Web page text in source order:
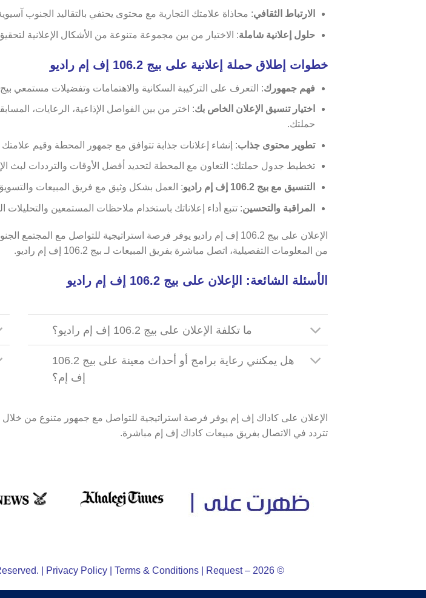
الارتباط الثقافي: محاذاة علامتك التجارية مع محتوى يحتفي بالتقاليد الجنوب
حلول إعلانية شاملة: الاختيار من بين مجموعة متنوعة من الأشكال الإعلانية
خطوات إطلاق حملة إعلانية على بيج 106.2 إف إم راديو
فهم جمهورك: التعرف على التركيبة السكانية والاهتمامات وتفضيلات مستمعي بيج 106.2 إف إم لتكوين رسائل مستهدفة.
اختيار تنسيق الإعلان الخاص بك: اختر من بين الفواصل الإذاعية، الرعايات،
حملتك.
تطوير محتوى جذاب: إنشاء إعلانات جذابة تتوافق مع جمهور المحطة وقيم علامتك
تخطيط جدول حملتك: التعاون مع المحطة لتحديد أفضل الأوقات والترددات لبث
التنسيق مع بيج 106.2 إف إم راديو : العمل بشكل وثيق مع فريق المبيعات
المراقبة والتحسين: تتبع أداء إعلاناتك باستخدام ملاحظات المستمعين والتحليلات
الإعلان على بيج 106.2 إف إم راديو يوفر فرصة استراتيجية
من المعلومات التفصيلية، اتصل مباشرة بفريق المبيعات لـ بيج 106.2 إف إم راديو.
الأسئلة الشائعة: الإعلان على بيج 106.2 إف إم راديو
ما تكلفة الإعلان على بيج 106.2 إف إم راديو؟
هل يمكنني رعاية برامج أو أحداث معينة على بيج 106.2
إف إم؟
الإعلان على كاداك إف إم يوفر فرصة استراتيجية للتواصل مع جمهور متنوع من خلال
تتردد في الاتصال بفريق مبيعات كاداك إف إم مباشرة.
© 2026 – EDS FZCO (Express Digital Systems FZCO), All Rights Reserved. |
Privacy Policy| Terms & Conditions| Request